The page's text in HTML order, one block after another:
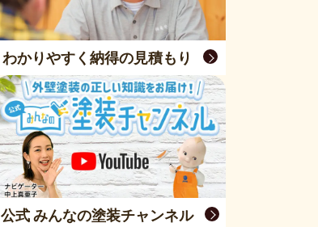
わかりやすく納得の見積もり
公式 みんなの塗装チャンネル